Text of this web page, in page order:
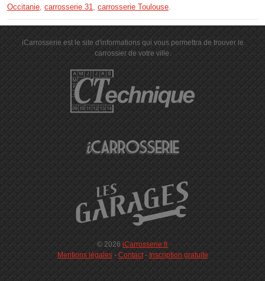
Occitanie carrosserie 31 carrosserie Toulouse
iCarrosserie est le site d'informations qui vous permettra de trouver le
carrossier de votre ville.
© 2026 iCarrosserie.fr
Mentions légales- Contact- Inscription gratuite